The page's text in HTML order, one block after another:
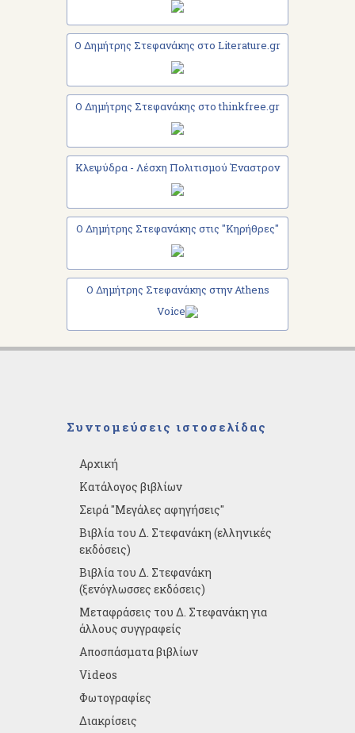
Ο Δημήτρης Στεφανάκης στο Literature.gr
Ο Δημήτρης Στεφανάκης στο thinkfree.gr
Κλεψύδρα - Λέσχη Πολιτισμού Έναστρον
Ο Δημήτρης Στεφανάκης στις "Κηρήθρες"
Ο Δημήτρης Στεφανάκης στην Athens
Voice
Συντομεύσεις ιστοσελίδας
Αρχική
Κατάλογος βιβλίων
Σειρά "Μεγάλες αφηγήσεις"
Βιβλία του Δ. Στεφανάκη (ελληνικές
εκδόσεις)
Βιβλία του Δ. Στεφανάκη
(ξενόγλωσσες εκδόσεις)
Μεταφράσεις του Δ. Στεφανάκη για
άλλους συγγραφείς
Αποσπάσματα βιβλίων
Videos
Φωτογραφίες
Διακρίσεις